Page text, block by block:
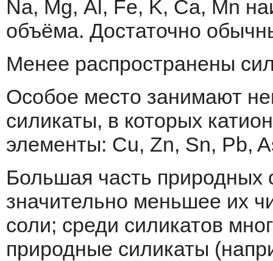
Na, Mg, Al , Fe, K, Ca, Mn
объёма. Достаточно
Mенее распространены
Oсобое место занимают
силикаты, в которых
элементы: Cu, Zn, Sn, Pb,
Большая часть
значительно меньшее их
соли; среди силикатов
природные силикаты